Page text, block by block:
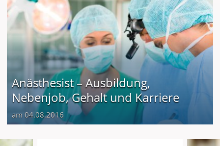
Anästhesist – Ausbildung,
Nebenjob, Gehalt und Karriere
am 04.08.2016